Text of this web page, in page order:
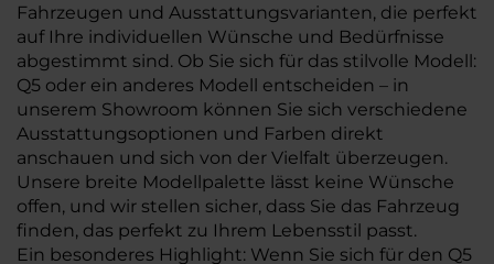
Fahrzeugen und Ausstattungsvarianten, die perfekt
auf Ihre individuellen Wünsche und Bedürfnisse
abgestimmt sind. Ob Sie sich für das stilvolle Modell:
Q5 oder ein anderes Modell entscheiden – in
unserem Showroom können Sie sich verschiedene
Ausstattungsoptionen und Farben direkt
anschauen und sich von der Vielfalt überzeugen.
Unsere breite Modellpalette lässt keine Wünsche
offen, und wir stellen sicher, dass Sie das Fahrzeug
finden, das perfekt zu Ihrem Lebensstil passt.
Ein besonderes Highlight: Wenn Sie sich für den Q5